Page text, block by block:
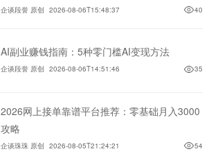
企谈段誉 原创 2026-08-06T15:48:37 40
AI副业赚钱指南：5种零门槛AI变现方法
企谈段誉 原创 2026-08-06T14:51:46 35
2026网上接单靠谱平台推荐：零基础月入3000
攻略
企谈珠珠 原创 2026-08-05T21:24:21 54